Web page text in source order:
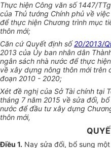
Thực hiện Công văn số 1447/
của Thủ tướng Chính phủ về
để thực hiện Chương trình mục
thôn mới;
Căn cứ Quyết định số20/2013/
2013 của Ủy ban nhân dân
ngân sách nhà nước để thực
về xây dựng nông thôn mới trên
đoạn 2010 - 2020;
Xét đề nghị của Sở Tài chính tại
tháng 7 năm 2015 về sửa đổi,
nước để đầu tư xây dựng
thôn mới,
Điều 1. Nay sửa đổi, bổ sung